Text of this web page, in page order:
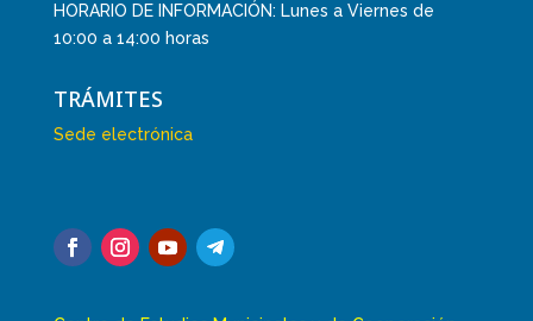
HORARIO DE INFORMACIÓN: Lunes a Viernes de
10:00 a 14:00 horas
TRÁMITES
Sede electrónica